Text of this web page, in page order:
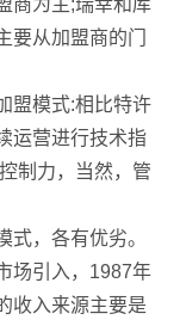
商为主;瑞幸和库
从加盟商的门
盟模式:相比特许
运营进行技术指
制力，当然，管
式，各有优劣。
场引入，1987年
收入来源主要是